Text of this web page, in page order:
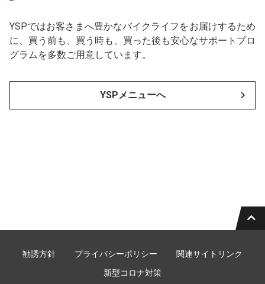
YSPではお客さまへ豊かなバイクライフをお届けするため
に、買う前も、買う時も、買った後も安心なサポートプロ
グラムを多数ご用意しています。
YSPメニューへ
勧誘方針 プライバシーポリシー
関連サイトリンク
新型コロナ対策